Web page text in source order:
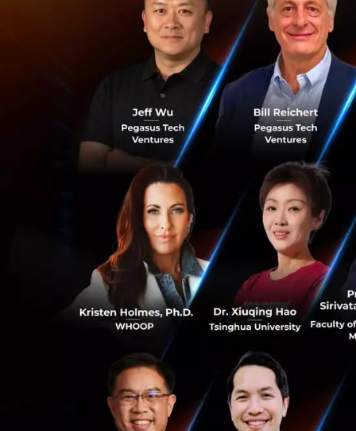
0
การทำโครง
รากฐานและ
การให้บริกา
ระบบจำนวน
ขับเคลื่อนนวัตกร
KBTG ผสานแพล
กระบวนการจัดก
Open Banking
สนับสนุนการพัฒนา
ธนาคาร (Open
เชื่อมต่อเข้าสู่บริกา
ด้วยคิวอาร์ โค้ด
(E-Wallet API) เ